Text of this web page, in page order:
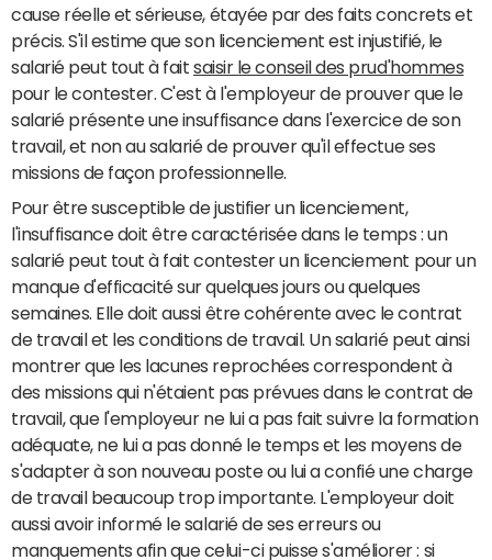
cause réelle et sérieuse, étayée par des faits concrets et
précis. S'il estime que son licenciement est injustifié, le
salarié peut tout à faitsaisir le conseil des prud'hommes
pour le contester. C'est à l'employeur de prouver que le
salarié présente une insuffisance dans l'exercice de son
travail, et non au salarié de prouver qu'il effectue ses
missions de façon professionnelle.
Pour être susceptible de justifier un licenciement,
l'insuffisance doit être caractérisée dans le temps : un
salarié peut tout à fait contester un licenciement pour un
manque d'efficacité sur quelques jours ou quelques
semaines. Elle doit aussi être cohérente avec le contrat
de travail et les conditions de travail. Un salarié peut ainsi
montrer que les lacunes reprochées correspondent à
des missions qui n'étaient pas prévues dans le contrat de
travail, que l'employeur ne lui a pas fait suivre la formation
adéquate, ne lui a pas donné le temps et les moyens de
s'adapter à son nouveau poste ou lui a confié une charge
de travail beaucoup trop importante. L'employeur doit
aussi avoir informé le salarié de ses erreurs ou
manquements afin que celui-ci puisse s'améliorer : si